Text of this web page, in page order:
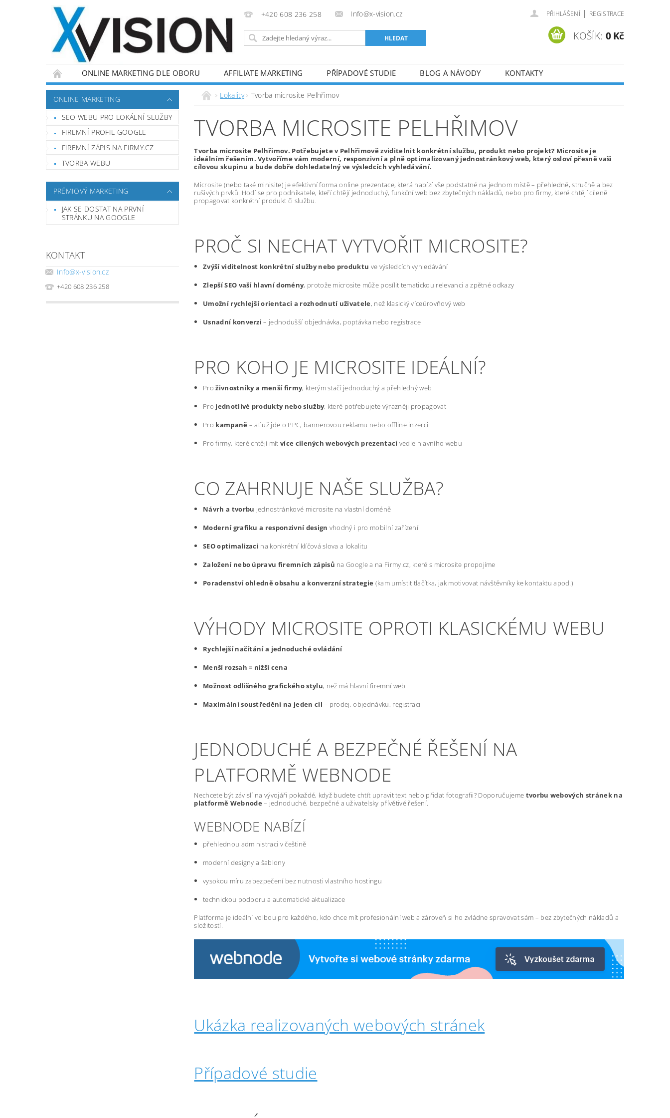
+420 608 236 258 Info@x-vision.cz PŘIHLÁŠENÍ | REGISTRACE
KOŠÍK: 0 Kč
ONLINE MARKETING DLE OBORU AFFILIATE MARKETING PŘÍPADOVÉ STUDIE BLOG A NÁVODY KONTAKTY
ONLINE MARKETING
SEO WEBU PRO LOKÁLNÍ SLUŽBY
FIREMNÍ PROFIL GOOGLE
FIREMNÍ ZÁPIS NA FIRMY.CZ
TVORBA WEBU
PRÉMIOVÝ MARKETING
JAK SE DOSTAT NA PRVNÍ
STRÁNKU NA GOOGLE
KONTAKT
Info@x-vision.cz
+420 608 236 258
Lokality Tvorba microsite Pelhřimov
TVORBA MICROSITE PELHŘIMOV
Tvorba microsite Pelhřimov. Potřebujete v Pelhřimově zviditelnit konkrétní službu, produkt nebo projekt? Microsite je
ideálním řešením. Vytvoříme vám moderní, responzivní a plně optimalizovaný jednostránkový web, který osloví přesně vaši
cílovou skupinu a bude dobře dohledatelný ve výsledcích vyhledávání.
Microsite (nebo také minisite) je efektivní forma online prezentace, která nabízí vše podstatné na jednom místě – přehledně, stručně a bez
rušivých prvků. Hodí se pro podnikatele, kteří chtějí jednoduchý, funkční web bez zbytečných nákladů, nebo pro firmy, které chtějí cíleně
propagovat konkrétní produkt či službu.
PROČ SI NECHAT VYTVOŘIT MICROSITE?
Zvýší viditelnost konkrétní služby nebo produktu ve výsledcích vyhledávání
Zlepší SEO vaší hlavní domény, protože microsite může posílit tematickou relevanci a zpětné odkazy
Umožní rychlejší orientaci a rozhodnutí uživatele, než klasický víceúrovňový web
Usnadní konverzi – jednodušší objednávka, poptávka nebo registrace
PRO KOHO JE MICROSITE IDEÁLNÍ?
Proživnostníky a menší firmy, kterým stačí jednoduchý a přehledný web
Pro jednotlivé produkty nebo služby, které potřebujete výrazněji propagovat
Pro kampaně – ať už jde o PPC, bannerovou reklamu nebo offline inzerci
Pro firmy, které chtějí mít více cílených webových prezentacívedle hlavního webu
CO ZAHRNUJE NAŠE SLUŽBA?
Návrh a tvorbu jednostránkové microsite na vlastní doméně
Moderní grafiku a responzivní design vhodný i pro mobilní zařízení
SEO optimalizaci na konkrétní klíčová slova a lokalitu
Založení nebo úpravu firemních zápisů na Google a na Firmy.cz, které s microsite propojíme
Poradenství ohledně obsahu a konverzní strategie (kam umístit tlačítka, jak motivovat návštěvníky ke kontaktu apod.)
VÝHODY MICROSITE OPROTI KLASICKÉMU WEBU
Rychlejší načítání a jednoduché ovládání
Menší rozsah = nižší cena
Možnost odlišného grafického stylu, než má hlavní firemní web
Maximální soustředění na jeden cíl – prodej, objednávku, registraci
JEDNODUCHÉ A BEZPEČNÉ ŘEŠENÍ NA
PLATFORMĚ WEBNODE
Nechcete být závislí na vývojáři pokaždé, když budete chtít upravit text nebo přidat fotografii? Doporučujeme tvorbu webových stránek na
platformě Webnode – jednoduché, bezpečné a uživatelsky přívětivé řešení.
WEBNODE NABÍZÍ
přehlednou administraci v češtině
moderní designy a šablony
vysokou míru zabezpečení bez nutnosti vlastního hostingu
technickou podporu a automatické aktualizace
Platforma je ideální volbou pro každého, kdo chce mít profesionální web a zároveň si ho zvládne spravovat sám – bez zbytečných nákladů a
složitostí.
Ukázka realizovaných webových stránek
Případové studie